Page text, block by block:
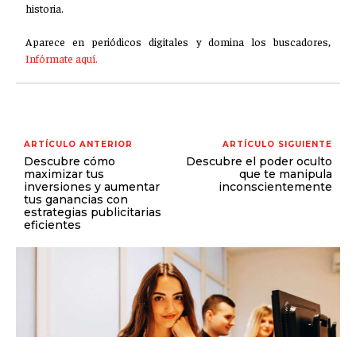
historia.
Aparece en periódicos digitales y domina los buscadores,
Infórmate aquí.
ARTÍCULO ANTERIOR
Descubre cómo
maximizar tus
inversiones y aumentar
tus ganancias con
estrategias publicitarias
eficientes
ARTÍCULO SIGUIENTE
Descubre el poder oculto
que te manipula
inconscientemente